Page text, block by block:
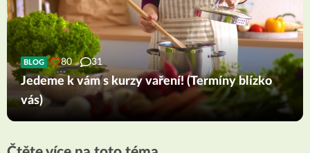
BLOG 80 31
Jedeme k vám s kurzy vaření! (Termíny blízko
vás)